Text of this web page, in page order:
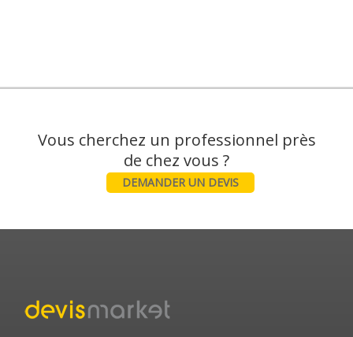
Vous cherchez un professionnel près
DEMANDER UN DEVIS